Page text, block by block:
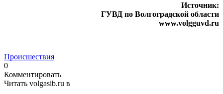
Источник:
ГУВД по Волгоградской области
www.volgguvd.ru
Происшествия
0
Комментировать
Читать volgasib.ru в